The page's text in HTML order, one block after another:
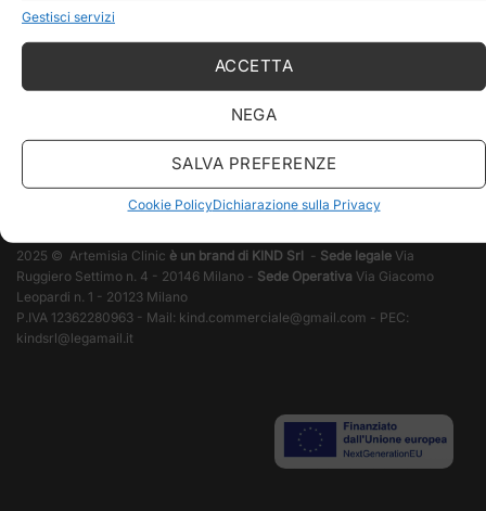
Gestisci servizi
ACCETTA
NEGA
SALVA PREFERENZE
Cookie PolicyDichiarazione sulla Privacy
Link Utili:
Clinica
2025 © Artemisia Clinic è un brand di KIND Srl - Sede legale Via
Ruggiero Settimo n. 4 - 20146 Milano - Sede Operativa Via Giacomo
Leopardi n. 1 - 20123 Milano
P.IVA 12362280963 - Mail: kind.commerciale@gmail.com - PEC:
kindsrl@legamail.it